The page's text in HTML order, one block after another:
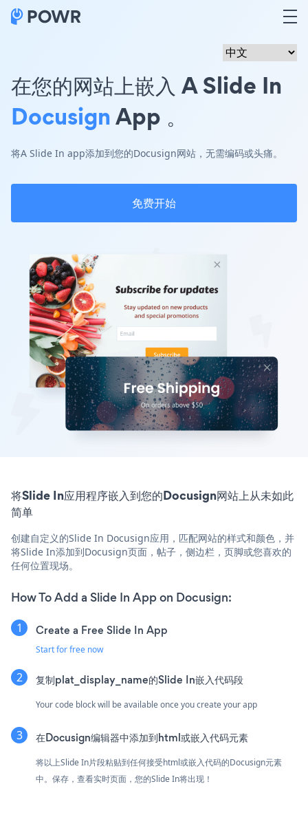
在您的网站上嵌入 A Slide In
DocusignApp 。
将A Slide In app添加到您的Docusign网站，无需编码或头痛。
免费开始
将Slide In应用程序嵌入到您的Docusign网站上从未如此
简单
创建自定义的Slide In Docusign应用，匹配网站的样式和颜色，并
将Slide In添加到Docusign页面，帖子，侧边栏，页脚或您喜欢的
任何位置现场。
How To Add a Slide In App on Docusign:
Create a Free Slide In App
Start for free now
复制plat_display_name的Slide In嵌入代码段
Your code block will be available once you create your app
在Docusign编辑器中添加到html或嵌入代码元素
将以上Slide In片段粘贴到任何接受html或嵌入代码的Docusign元素
中。保存，查看实时页面，您的Slide In将出现！